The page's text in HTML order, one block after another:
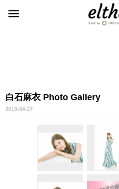
白石麻衣 Photo Gallery
2018-04-27